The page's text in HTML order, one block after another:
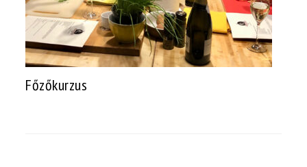
Főzőkurzus